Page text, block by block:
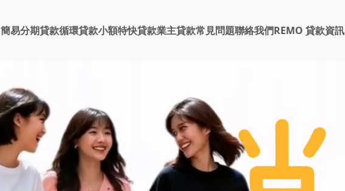
簡易分期貸款循環貸款小額特快貸款業主貸款常見問題聯絡我們REMO 貸款資訊